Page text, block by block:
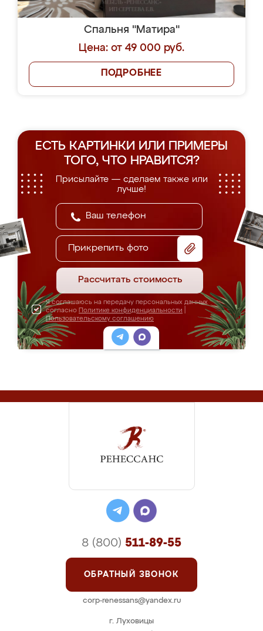
Спальня "Матира"
Цена: от 49 000 руб.
ПОДРОБНЕЕ
ЕСТЬ КАРТИНКИ ИЛИ ПРИМЕРЫ
ТОГО, ЧТО НРАВИТСЯ?
Присылайте — сделаем также или
лучше!
Прикрепить фото
Рассчитать стоимость
Я соглашаюсь на передачу персональных данных
согласно Политике конфиденциальности
Пользовательскому соглашению
г. Луховицы
8 (800) 511-89-55
ОБРАТНЫЙ ЗВОНОК
corp-renessans@yandex.ru